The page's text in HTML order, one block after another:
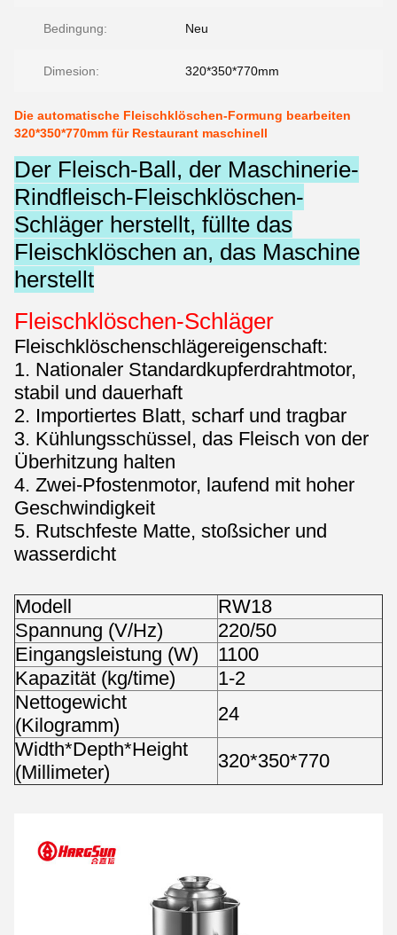
Bedingung: Neu
Dimesion: 320*350*770mm
Die automatische Fleischklöschen-Formung bearbeiten
320*350*770mm für Restaurant maschinell
Der Fleisch-Ball, der Maschinerie-
Rindfleisch-Fleischklöschen-
Schläger herstellt, füllte das
Fleischklöschen an, das Maschine
herstellt
Fleischklöschen-Schläger
Fleischklöschenschlägereigenschaft:
1. Nationaler Standardkupferdrahtmotor,
stabil und dauerhaft
2. Importiertes Blatt, scharf und tragbar
3. Kühlungsschüssel, das Fleisch von der
Überhitzung halten
4. Zwei-Pfostenmotor, laufend mit hoher
Geschwindigkeit
5. Rutschfeste Matte, stoßsicher und
wasserdicht
Modell
RW18
Spannung (V/Hz)
220/50
Eingangsleistung (W)
1100
Kapazität (kg/time)
1-2
Nettogewicht
(Kilogramm)
24
Width*Depth*Height
(Millimeter)
320*350*770